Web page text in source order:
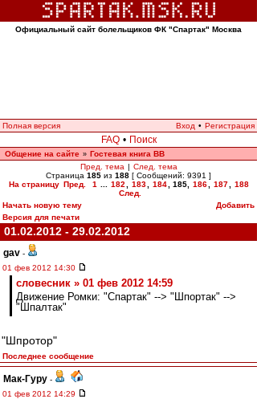
Официальный сайт болельщиков ФК "Спартак" Москва
Полная версия Вход • Регистрация
FAQ • Поиск
Общение на сайте » Гостевая книга ВВ
Пред. тема | След. тема
Страница 185 из 188 [ Сообщений: 9391 ]
На страницу Пред. 1 182 183 184 185, 186 187
188
След.
Начать новую тему
Добавить
Версия для печати
01.02.2012 - 29.02.2012
gav -
01 фев 2012 14:30
словесник » 01 фев 2012 14:59
Движение Ромки: "Спартак" --> "Шпортак" -->
"Шпалтак"
"Шпротор"
Последнее сообщение
Мак-Гуру -
01 фев 2012 14:29